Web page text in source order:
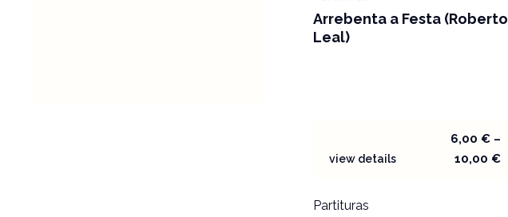
Arrebenta a Festa (Roberto
Leal)
view details
6,00€ –
10,00€
Partituras